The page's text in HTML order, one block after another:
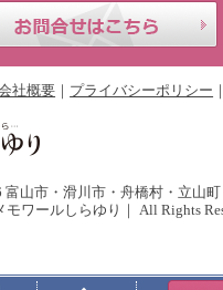
社概要 プライバシーポリシー
富山市・滑川市・舟橋村・立山
ワールしらゆり ｜ All Rights
Menu PageTop